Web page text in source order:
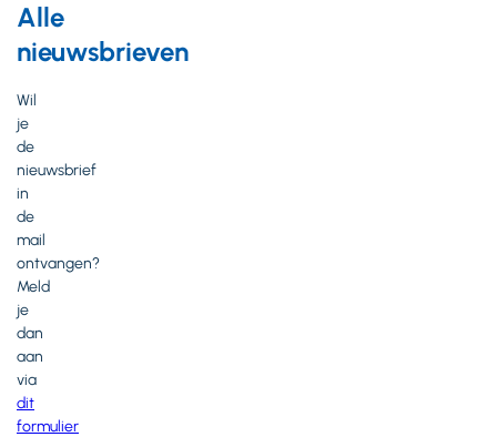
Alle
nieuwsbrieven
Wil
je
de
nieuwsbrief
in
de
mail
ontvangen?
Meld
je
dan
aan
via
dit
formulier